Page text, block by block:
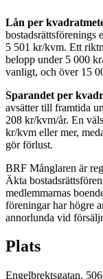
Lån per
bostadsrättsförenings
5 501 kr/kvm. Ett
belopp under 5 000
vanligt, och över 15
Sparandet per
avsätter till framtida
208 kr/kvm/år. En
kr/kvm eller mer,
gör förlust.
BRF Månglaren är
Äkta
medlemmarnas
föreningar har högre
annorlunda vid
Plats
Engelbrektsgatan,